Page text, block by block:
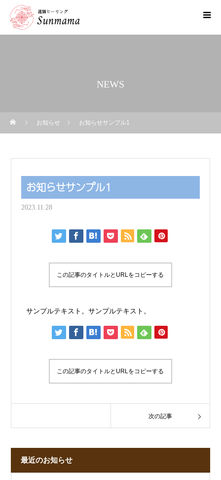
NEWS
お知らせ お知らせサンプル1
お知らせサンプル1
2023.11.28
この記事のタイトルとURLをコピーする
サンプルテキスト。サンプルテキスト。
この記事のタイトルとURLをコピーする
次の記事
最近のお知らせ